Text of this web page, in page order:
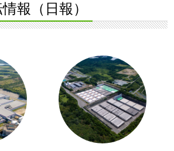
報（日報）